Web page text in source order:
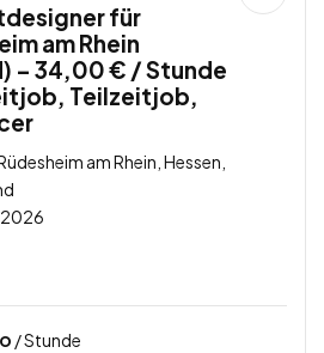
für
am Rhein
– 34,00 € / Stunde
Teilzeitjob,
am Rhein, Hessen,
/ Stunde